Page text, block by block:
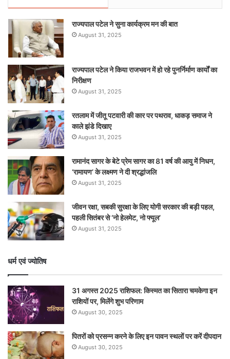
राज्यपाल पटेल ने सुना कार्यक्रम मन की बात
August 31, 2025
राज्यपाल पटेल ने किया राजभवन में हो रहे पुनर्निर्माण कार्यों का
निरीक्षण
August 31, 2025
रतलाम में जीतू पटवारी की कार पर पथराव, धाकड़ समाज ने
काले झंडे दिखाए
August 31, 2025
रामानंद सागर के बेटे प्रेम सागर का 81 वर्ष की आयु में निधन,
‘रामायण’ के लक्ष्मण ने दी श्रद्धांजलि
August 31, 2025
जीवन रक्षा, सबकी सुरक्षा के लिए योगी सरकार की बड़ी पहल,
पहली सितंबर से ‘नो हेलमेट, नो फ्यूल’
August 31, 2025
धर्म एवं ज्योतिष
31 अगस्त 2025 राशिफल: किस्मत का सितारा चमकेगा इन
राशियों पर, मिलेंगे शुभ परिणाम
August 30, 2025
पितरों को प्रसन्न करने के लिए इन पावन स्थलों पर करें दीपदान
August 30, 2025